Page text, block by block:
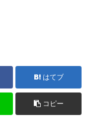
はてブ
コピー